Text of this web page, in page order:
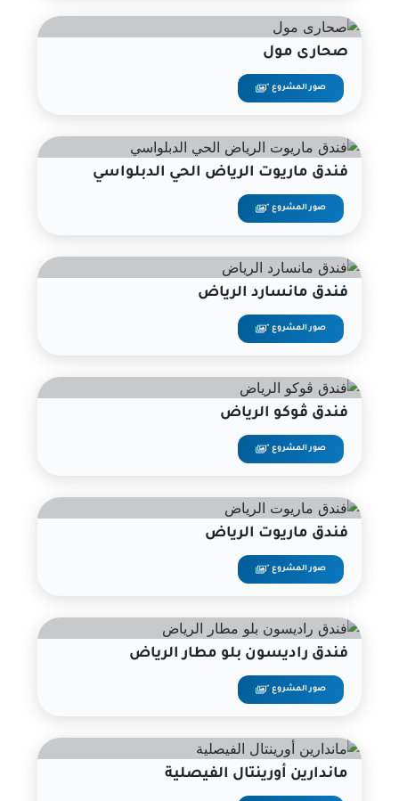
صحارى مول
صور المشروع "
فندق ماريوت الرياض الحي الدبلواسي
صور المشروع "
فندق مانسارد الرياض
صور المشروع "
فندق ڤوكو الرياض
صور المشروع "
فندق ماريوت الرياض
صور المشروع "
فندق راديسون بلو مطار الرياض
صور المشروع "
ماندارين أورينتال الفيصلية